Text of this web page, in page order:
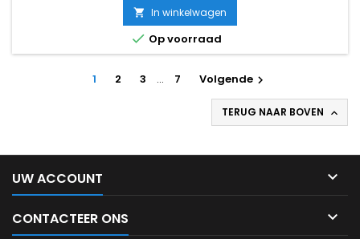
 In winkelwagen
 Op voorraad
1 2 3 … 7 Volgende 
TERUG NAAR BOVEN 
UW ACCOUNT 
CONTACTEER ONS 